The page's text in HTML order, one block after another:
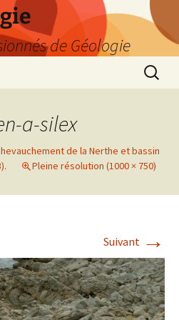
de Géologie
a-silex
de la Nerthe et bassin
Pleine résolution (1000 × 750)
Suivant →